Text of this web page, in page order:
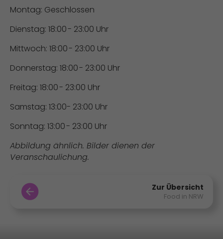
Montag: Geschlossen
Dienstag: 18:00 - 23:00 Uhr
Mittwoch: 18:00 - 23:00 Uhr
Donnerstag: 18:00 - 23:00 Uhr
Freitag: 18:00 - 23:00 Uhr
Samstag: 13:00- 23:00 Uhr
Sonntag: 13:00 - 23:00 Uhr
Abbildung ähnlich. Bilder dienen der
Veranschaulichung.
Zur Übersicht
Food in NRW